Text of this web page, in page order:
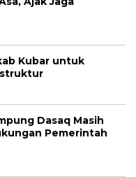
Kubar untuk
Dasaq Masih
Pemerintah